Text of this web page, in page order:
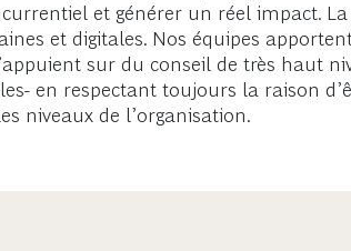
et générer un réel impact.
et digitales. Nos équipes
sur du conseil de très haut
en respectant toujours la raison
niveaux de l’organisation.